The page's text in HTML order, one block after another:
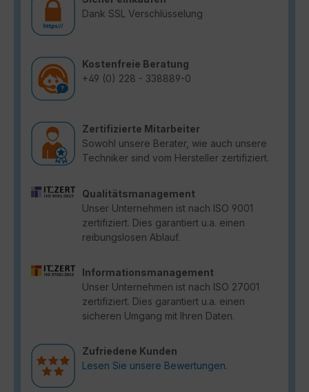
Dank SSL Verschlüsselung
Kostenfreie Beratung
+49 (0) 228 - 338889-0
Zertifizierte Mitarbeiter
Sowohl unsere Berater, wie auch unsere
Techniker sind vom Hersteller zertifiziert.
Qualitätsmanagement
Unser Unternehmen ist nach ISO 9001
zertifiziert. Dies garantiert u.a. einen
reibungslosen Ablauf.
Informationsmanagement
Unser Unternehmen ist nach ISO 27001
zertifiziert. Dies garantiert u.a. einen
sicheren Umgang mit Ihren Daten.
Zufriedene Kunden
Lesen Sie unsere Bewertungen.